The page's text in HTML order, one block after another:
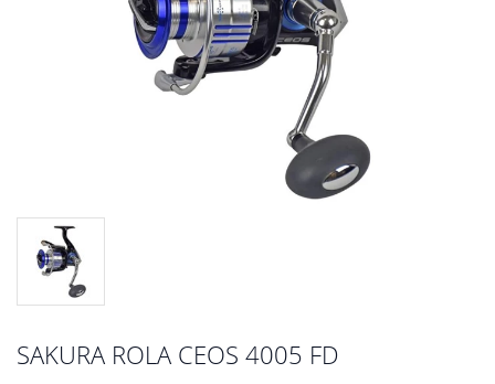
SAKURA ROLA CEOS 4005 FD